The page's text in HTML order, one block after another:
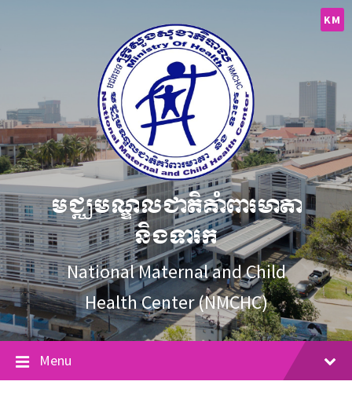
KM
មជ្ឈមណ្ឌលជាតិគាំពារមាតា
និងទារក
National Maternal and Child
Health Center (NMCHC)
Menu